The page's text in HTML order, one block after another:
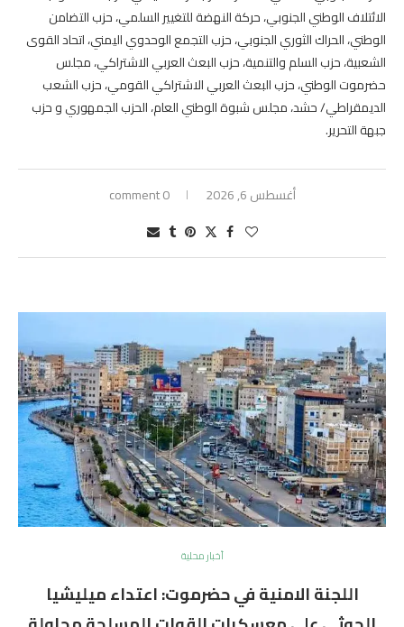
الائتلاف الوطني الجنوبي، حركة النهضة للتغيير السلمي، حزب التضامن
الوطني، الحراك الثوري الجنوبي، حزب التجمع الوحدوي اليمني، اتحاد القوى
الشعبية، حزب السلم والتنمية، حزب البعث العربي الاشتراكي، مجلس
حضرموت الوطني، حزب البعث العربي الاشتراكي القومي، حزب الشعب
الديمقراطي/ حشد، مجلس شبوة الوطني العام، الحزب الجمهوري و حزب
جبهة التحرير.
أغسطس 6, 2026 0 comment
أخبار محلية
اللجنة الامنية في حضرموت: اعتداء ميليشيا